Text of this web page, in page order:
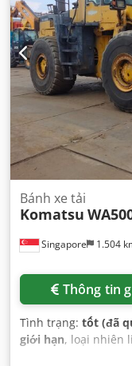
Singapore 1.504
Bánh xe tải
Komatsu
Thông tin
Tình trạng: tốt (đã
giới hạn, loại nhiên
, số máy/